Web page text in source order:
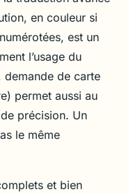
en couleur si
est un
l’usage du
demande de carte
permet aussi au
précision. Un
le même
et bien